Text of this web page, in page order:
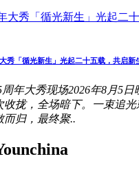
秀「循光新生」光起二十五载，共启新
年大秀现场2026年8月5日
收拢，全场暗下。一束追
而归，最终聚..